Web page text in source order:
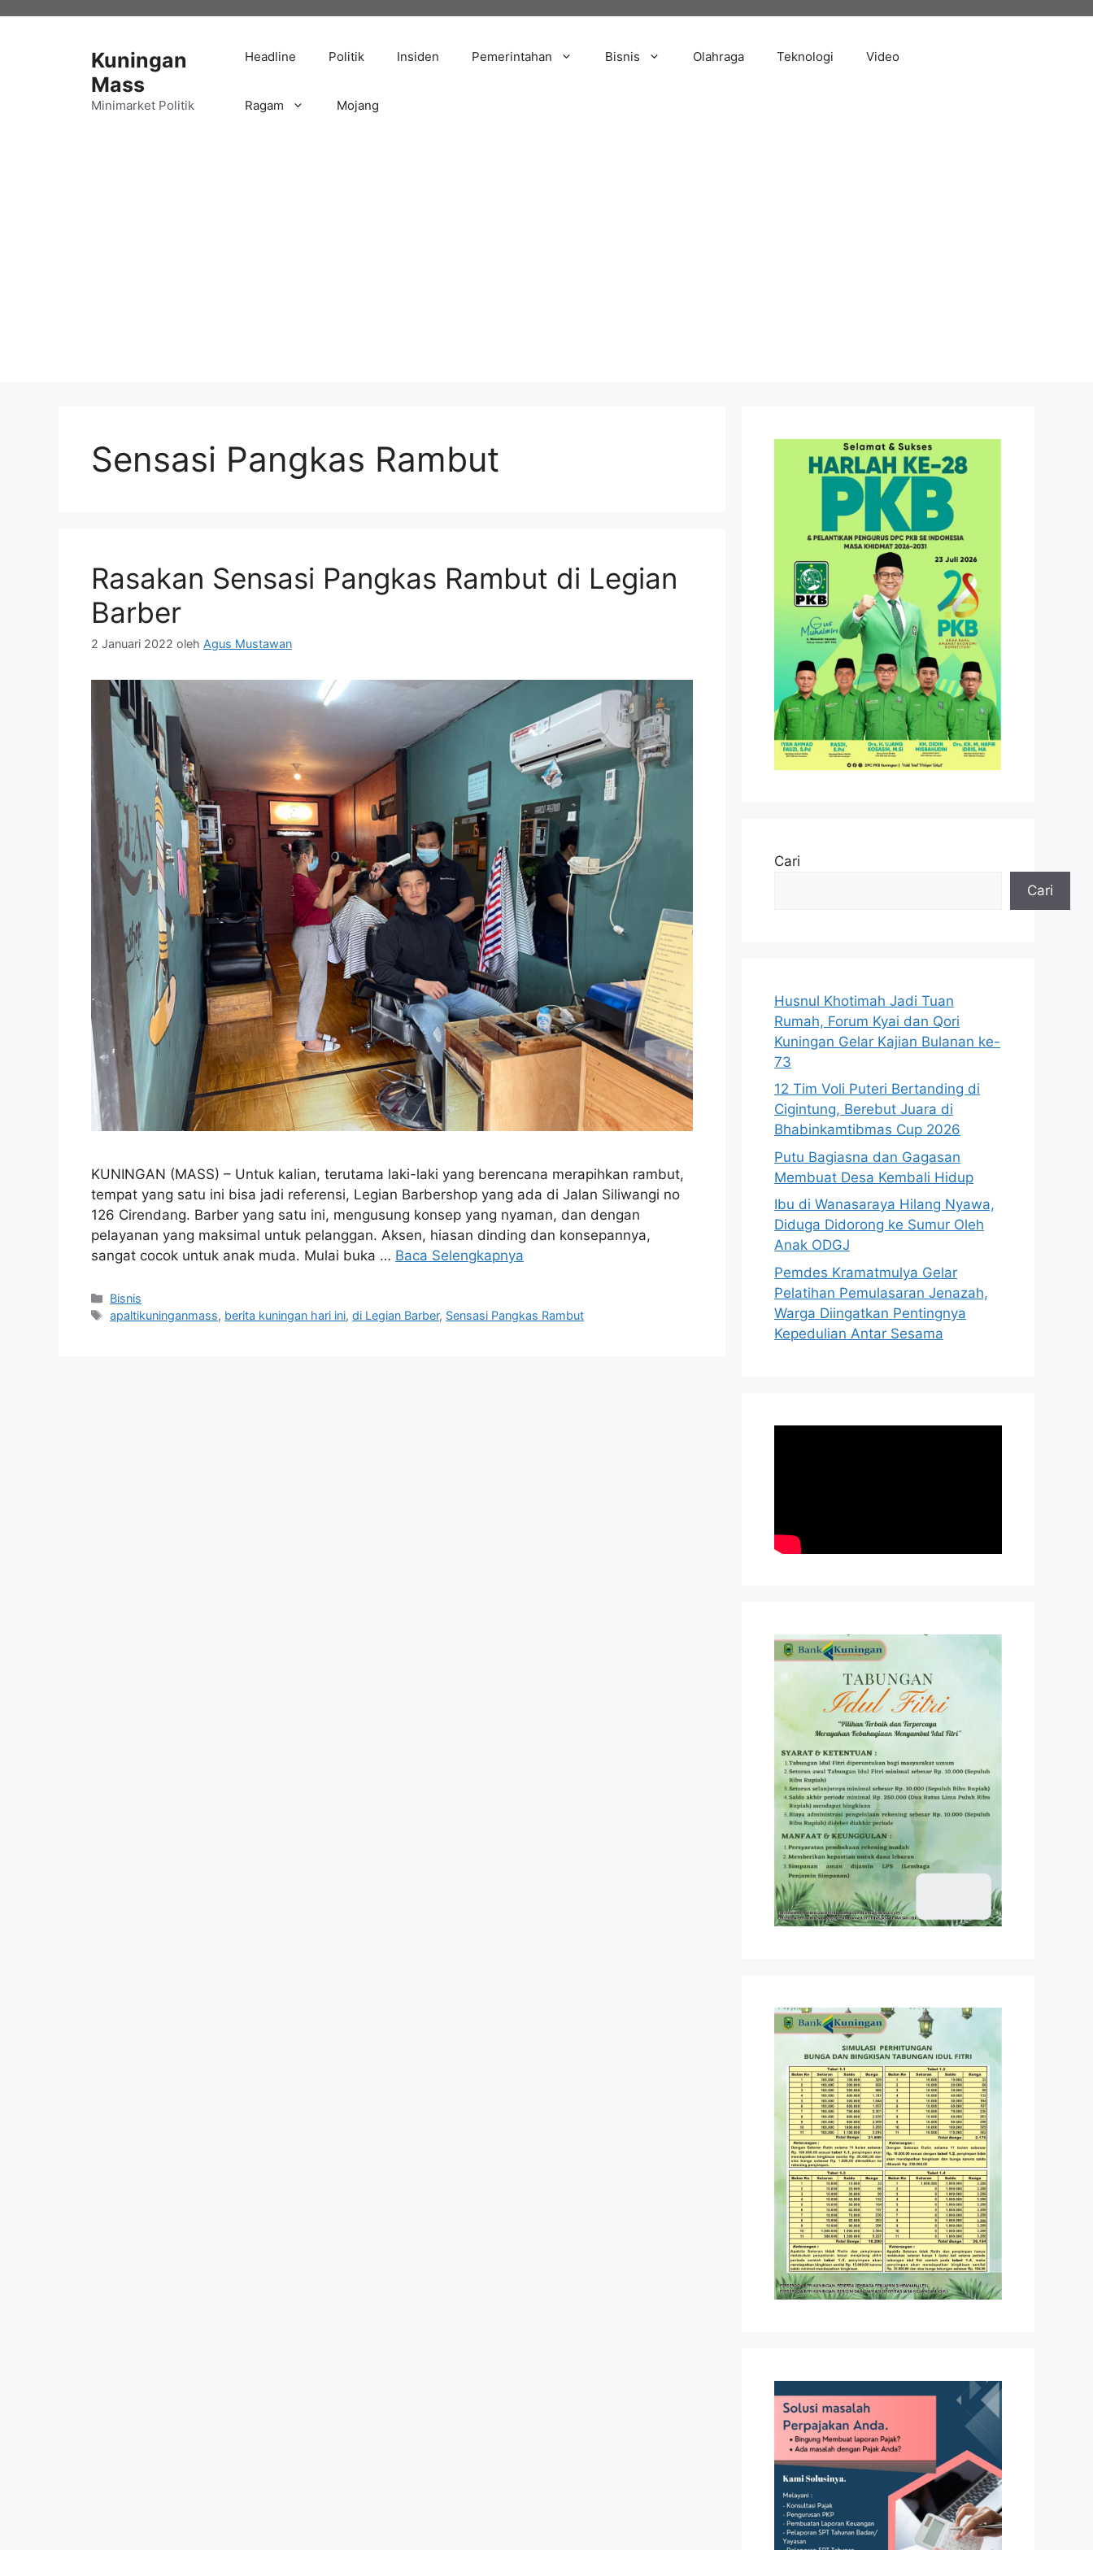
Kuningan
Mass
Minimarket Politik
Headline Politik Insiden Pemerintahan Bisnis Olahraga Teknologi Video
Ragam Mojang
Sensasi Pangkas Rambut
Rasakan Sensasi Pangkas Rambut di Legian
Barber
2 Januari 2022 oleh Agus Mustawan
KUNINGAN (MASS) – Untuk kalian, terutama laki-laki yang berencana merapihkan rambut,
tempat yang satu ini bisa jadi referensi, Legian Barbershop yang ada di Jalan Siliwangi no
126 Cirendang. Barber yang satu ini, mengusung konsep yang nyaman, dan dengan
pelayanan yang maksimal untuk pelanggan. Aksen, hiasan dinding dan konsepannya,
sangat cocok untuk anak muda. Mulai buka … Baca Selengkapnya
Kategori
Bisnis
Tag
apaltikuninganmass, berita kuningan hari ini,di Legian Barber, Sensasi Pangkas Rambut
Cari
Cari
Husnul Khotimah Jadi Tuan
Rumah, Forum Kyai dan Qori
Kuningan Gelar Kajian Bulanan ke-
73
12 Tim Voli Puteri Bertanding di
Cigintung, Berebut Juara di
Bhabinkamtibmas Cup 2026
Putu Bagiasna dan Gagasan
Membuat Desa Kembali Hidup
Ibu di Wanasaraya Hilang Nyawa,
Diduga Didorong ke Sumur Oleh
Anak ODGJ
Pemdes Kramatmulya Gelar
Pelatihan Pemulasaran Jenazah,
Warga Diingatkan Pentingnya
Kepedulian Antar Sesama